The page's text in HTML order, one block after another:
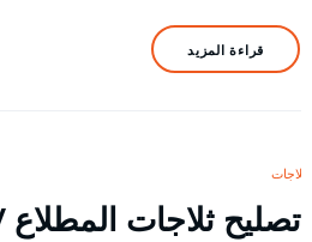
قراءة المزيد
ثلاجات